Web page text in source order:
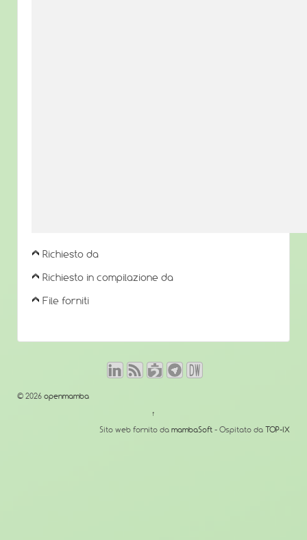
Richiesto da
Richiesto in compilazione da
File forniti
© 2026 openmamba
↑
Sito web fornito da mambaSoft - Ospitato da TOP-IX